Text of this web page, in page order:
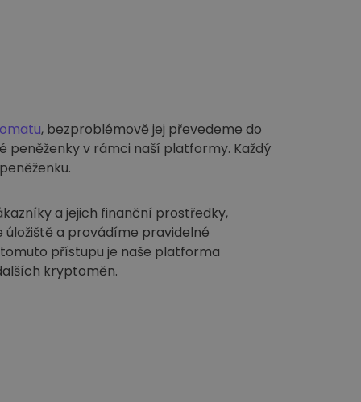
, bezproblémově jej převedeme do
peněženky v rámci naší platformy. Každý
a jejich finanční prostředky,
a provádíme pravidelné
přístupu je naše platforma
kryptoměn.